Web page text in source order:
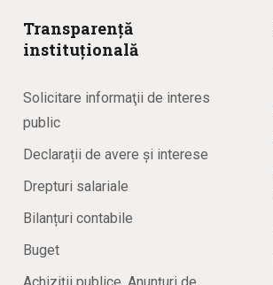
Transparență
instituțională
Solicitare informaţii de interes
public
Declarații de avere și interese
Drepturi salariale
Bilanțuri contabile
Buget